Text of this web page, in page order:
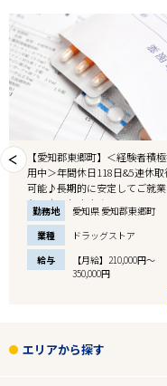
【愛知郡東郷町】＜経験者積
用中＞年間休日118日&5連休取
可能♪長期的に安定してご就
たい方におすすめ…
勤務地
愛知県 愛知郡東郷町
業種
ドラッグストア
給与
【月給】210,000円～
350,000円
エリアから探す